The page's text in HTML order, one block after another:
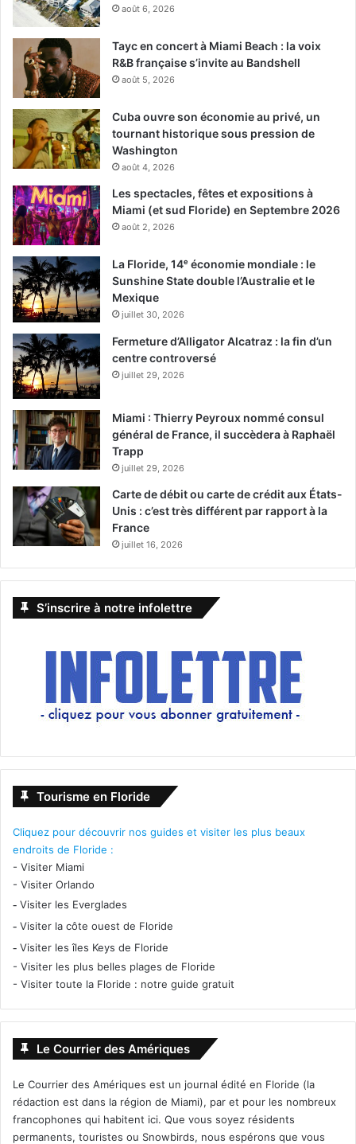
août 6, 2026
Tayc en concert à Miami Beach : la voix
R&B française s’invite au Bandshell
août 5, 2026
Cuba ouvre son économie au privé, un
tournant historique sous pression de
Washington
août 4, 2026
Les spectacles, fêtes et expositions à
Miami (et sud Floride) en Septembre 2026
août 2, 2026
La Floride, 14ᵉ économie mondiale : le
Sunshine State double l’Australie et le
Mexique
juillet 30, 2026
Fermeture d’Alligator Alcatraz : la fin d’un
centre controversé
juillet 29, 2026
Miami : Thierry Peyroux nommé consul
général de France, il succèdera à Raphaël
Trapp
juillet 29, 2026
Carte de débit ou carte de crédit aux États-
Unis : c’est très différent par rapport à la
France
juillet 16, 2026
S’inscrire à notre infolettre
Tourisme en Floride
Cliquez pour découvrir nos guides et visiter les plus beaux
endroits de Floride :
- Visiter Miami
- Visiter Orlando
- Visiter les Everglades
- Visiter la côte ouest de Floride
- Visiter les îles Keys de Floride
- Visiter les plus belles plages de Floride
- Visiter toute la Floride : notre guide gratuit
Le Courrier des Amériques
Le Courrier des Amériques est un journal édité en Floride (la
rédaction est dans la région de Miami), par et pour les nombreux
francophones qui habitent ici. Que vous soyez résidents
permanents, touristes ou Snowbirds, nous espérons que vous